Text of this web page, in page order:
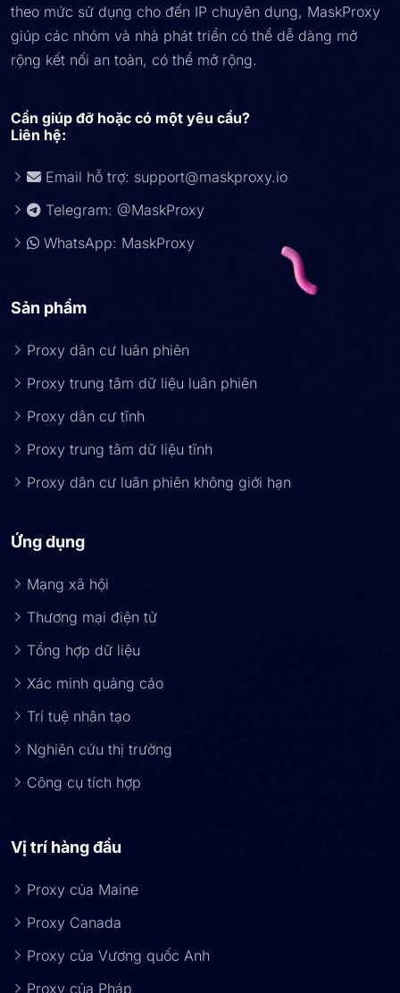
theo mức sử dụng cho đến IP chuyên dụng, MaskProxy
giúp các nhóm và nhà phát triển có thể dễ dàng mở
rộng kết nối an toàn, có thể mở rộng.
Cần giúp đỡ hoặc có một yêu cầu?
Liên hệ:
Email hỗ trợ: support@maskproxy.io
Telegram: @MaskProxy
WhatsApp: MaskProxy
Sản phẩm
Proxy dân cư luân phiên
Proxy trung tâm dữ liệu luân phiên
Proxy dân cư tĩnh
Proxy trung tâm dữ liệu tĩnh
Proxy dân cư luân phiên không giới hạn
Ứng dụng
Mạng xã hội
Thương mại điện tử
Tổng hợp dữ liệu
Xác minh quảng cáo
Trí tuệ nhân tạo
Nghiên cứu thị trường
Công cụ tích hợp
Vị trí hàng đầu
Proxy của Maine
Proxy Canada
Proxy của Vương quốc Anh
Proxy của Pháp